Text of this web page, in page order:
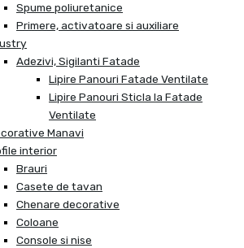
Spume poliuretanice
Primere, activatoare si auxiliare
Adezivi, Sigilanti Fatade
Lipire Panouri Fatade Ventilate
Lipire Panouri Sticla la Fatade
Ventilate
Manavi
interior
Brauri
Casete de tavan
Chenare decorative
Coloane
Console si nise